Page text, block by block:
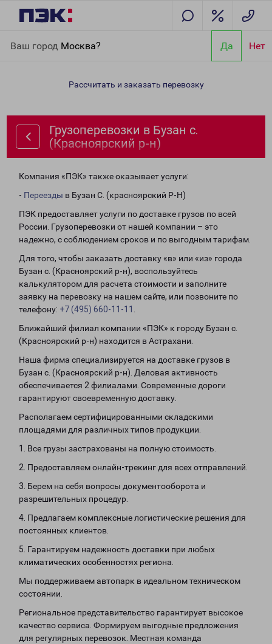
Ваш город Москва? Да Нет
(Красноярский р-н)
Рассчитать и заказать перевозку
Грузоперевозки в Бузан с.
(Красноярский р-н)
Компания «ПЭК» также оказывает услуги:
- Переезды в Бузан С. (красноярский Р-Н)
ПЭК предоставляет услуги по доставке грузов по всей
России. Грузоперевозки от нашей компании – это
надежно, с соблюдением сроков и по выгодным тарифам.
Для того, чтобы заказать доставку «в» или «из» города
Бузан с. (Красноярский р-н), воспользуйтесь
калькулятором для расчета стоимости и заполните
заявку на перевозку на нашем сайте, или позвоните по
телефону: +7 (495) 660-11-11
Ближайший филиал компании «ПЭК» к городу Бузан с.
(Красноярский р-н) находится в Астрахани.
Наша фирма специализируется на доставке грузов в
Бузан с. (Красноярский р-н). Деловая активность
обеспечивается 2 филиалами. Современные дороги
гарантируют своевременную доставку.
Располагаем сертифицированными складскими
площадями для различных типов продукции.
1. Все грузы застрахованы на полную стоимость.
2. Предоставляем онлайн-трекинг для всех отправлений.
3. Берем на себя вопросы документооборота и
разрешительных процедур.
4. Предлагаем комплексные логистические решения для
постоянных клиентов.
5. Гарантируем надежность доставки при любых
климатических особенностях региона.
Мы поддерживаем автопарк в идеальном техническом
состоянии.
Региональное представительство гарантирует высокое
качество сервиса. Формируем выгодные предложения
для регулярных перевозок. Местная команда